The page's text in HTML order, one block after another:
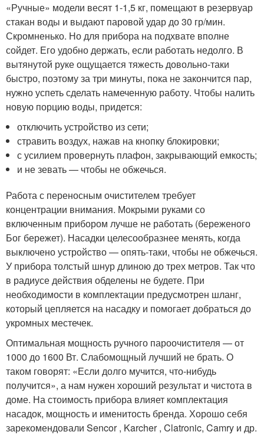
«Ручные» модели весят 1-1,5 кг, помещают в резервуар
стакан воды и выдают паровой удар до 30 гр/мин.
Скромненько. Но для прибора на подхвате вполне
сойдет. Его удобно держать, если работать недолго. В
вытянутой руке ощущается тяжесть довольно-таки
быстро, поэтому за три минуты, пока не закончится пар,
нужно успеть сделать намеченную работу. Чтобы налить
новую порцию воды, придется:
отключить устройство из сети;
стравить воздух, нажав на кнопку блокировки;
с усилием провернуть плафон, закрывающий емкость;
и не зевать — чтобы не обжечься.
Работа с переносным очистителем требует
концентрации внимания. Мокрыми руками со
включенным прибором лучше не работать (береженого
Бог бережет). Насадки целесообразнее менять, когда
выключено устройство — опять-таки, чтобы не обжечься.
У прибора толстый шнур длиною до трех метров. Так что
в радиусе действия обделены не будете. При
необходимости в комплектации предусмотрен шланг,
который цепляется на насадку и помогает добраться до
укромных местечек.
Оптимальная мощность ручного пароочистителя — от
1000 до 1600 Вт. Слабомощный лучший не брать. О
таком говорят: «Если долго мучится, что-нибудь
получится», а нам нужен хороший результат и чистота в
доме. На стоимость прибора влияет комплектация
насадок, мощность и именитость бренда. Хорошо себя
зарекомендовали Sencor , Karcher , Clatronic, Camry и др.